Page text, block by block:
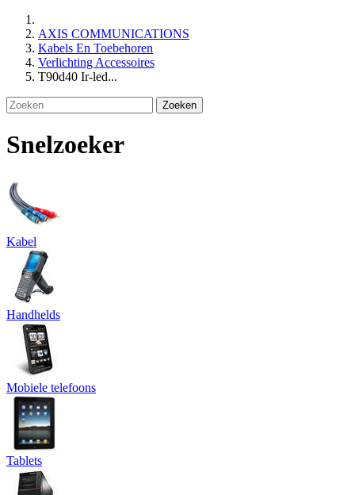
AXIS COMMUNICATIONS
Kabels En Toebehoren
Verlichting Accessoires
T90d40 Ir-led...
Zoeken
Snelzoeker
Kabel
Handhelds
Mobiele telefoons
Tablets